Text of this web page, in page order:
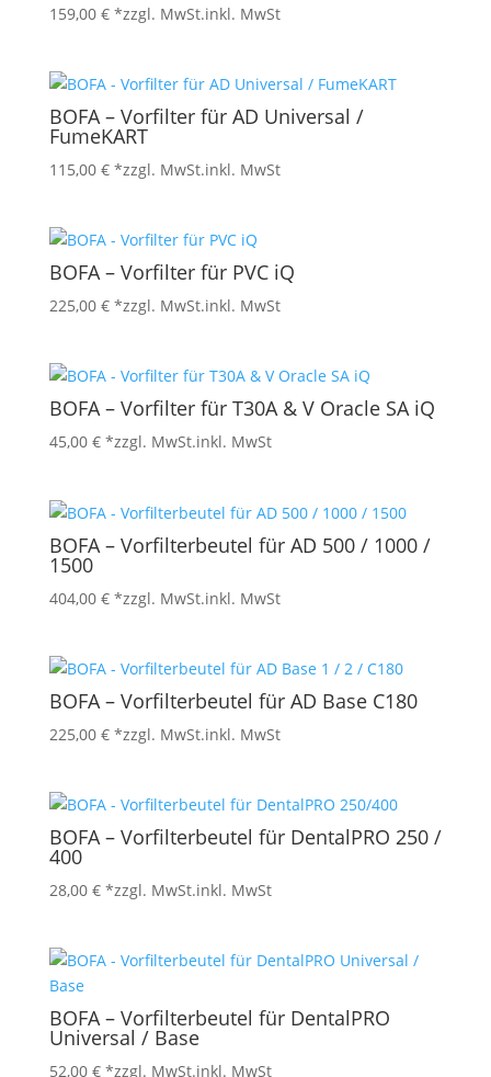
159,00 € *zzgl. MwSt.inkl. MwSt
BOFA – Vorfilter für AD Universal /
FumeKART
115,00 € *zzgl. MwSt.inkl. MwSt
BOFA – Vorfilter für PVC iQ
225,00 € *zzgl. MwSt.inkl. MwSt
BOFA – Vorfilter für T30A & V Oracle SA iQ
45,00 € *zzgl. MwSt.inkl. MwSt
BOFA – Vorfilterbeutel für AD 500 / 1000 /
1500
404,00 € *zzgl. MwSt.inkl. MwSt
BOFA – Vorfilterbeutel für AD Base C180
225,00 € *zzgl. MwSt.inkl. MwSt
BOFA – Vorfilterbeutel für DentalPRO 250 /
400
28,00 € *zzgl. MwSt.inkl. MwSt
BOFA – Vorfilterbeutel für DentalPRO
Universal / Base
52,00 € *zzgl. MwSt.inkl. MwSt